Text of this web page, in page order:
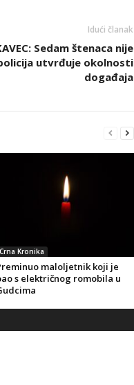
Idući članak
Sedam štenaca nije
utvrđuje okolnosti
događaja
Crna Kronika
maloljetnik koji je
s električnog romobila u